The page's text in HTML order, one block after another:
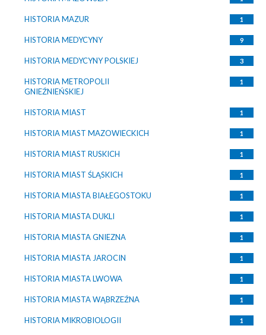
HISTORIA MAZUR 1
HISTORIA MEDYCYNY 9
HISTORIA MEDYCYNY POLSKIEJ 3
HISTORIA METROPOLII
GNIEŹNIEŃSKIEJ
1
HISTORIA MIAST 1
HISTORIA MIAST MAZOWIECKICH 1
HISTORIA MIAST RUSKICH 1
HISTORIA MIAST ŚLĄSKICH 1
HISTORIA MIASTA BIAŁEGOSTOKU 1
HISTORIA MIASTA DUKLI 1
HISTORIA MIASTA GNIEZNA 1
HISTORIA MIASTA JAROCIN 1
HISTORIA MIASTA LWOWA 1
HISTORIA MIASTA WĄBRZEŹNA 1
HISTORIA MIKROBIOLOGII 1